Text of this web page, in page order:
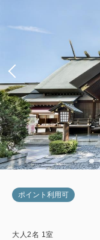
ポイント利用可
大人 2名 1 室